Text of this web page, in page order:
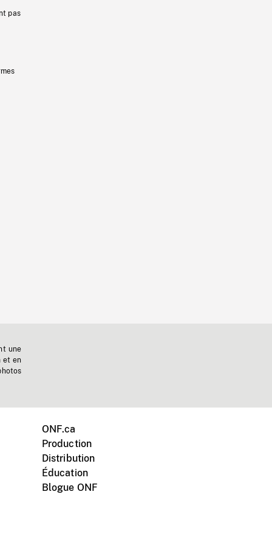
pas
une
et en
ONF.ca
Production
Distribution
Éducation
Blogue ONF